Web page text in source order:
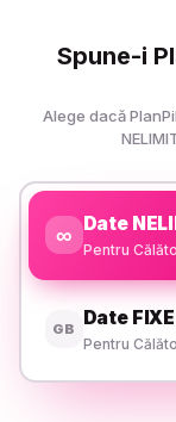
Spune-i
Alege dacă
∞ Date
Pentru
GB Date FIXE
Pentru